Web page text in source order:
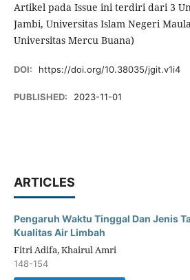
Artikel pada Issue ini terdiri dari 3
Jambi, Universitas Islam Negeri
Universitas Mercu Buana)
DOI: https://doi.org/10.38035/jgit.v1i4
PUBLISHED: 2023-11-01
ARTICLES
Pengaruh Waktu Tinggal Dan Jenis
Kualitas Air Limbah
Fitri Adifa, Khairul Amri
148-154